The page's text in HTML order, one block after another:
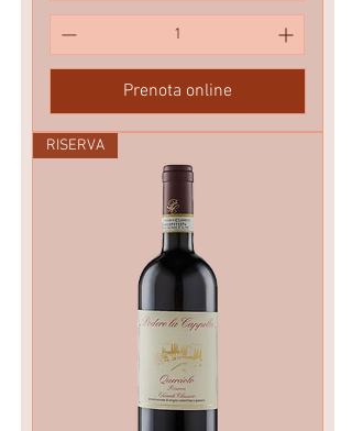
Prenota online
RISERVA